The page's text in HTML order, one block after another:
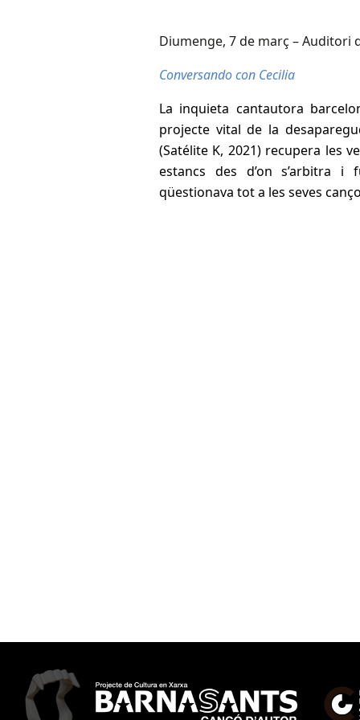
Diumenge, 7 de març – Auditori
Conversando con Cecilia
La inquieta cantautora
projecte vital de la
(Satélite K, 2021) recupera les
estancs des d’on s’arbitra
qüestionava tot a les seves